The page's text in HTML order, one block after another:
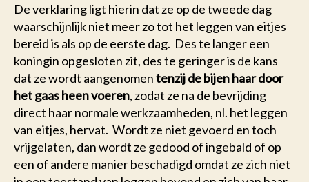
De verklaring ligt hierin dat ze op de tweede dag
waarschijnlijk niet meer zo tot het leggen van eitjes
bereid is als op de eerste dag. Des te langer een
koningin opgesloten zit, des te geringer is de kans
dat ze wordt aangenomentenzij de bijen haar door
het gaas heen voeren, zodat ze na de bevrijding
direct haar normale werkzaamheden, nl. het leggen
van eitjes, hervat. Wordt ze niet gevoerd en toch
vrijgelaten, dan wordt ze gedood of ingebald of op
een of andere manier beschadigd omdat ze zich niet